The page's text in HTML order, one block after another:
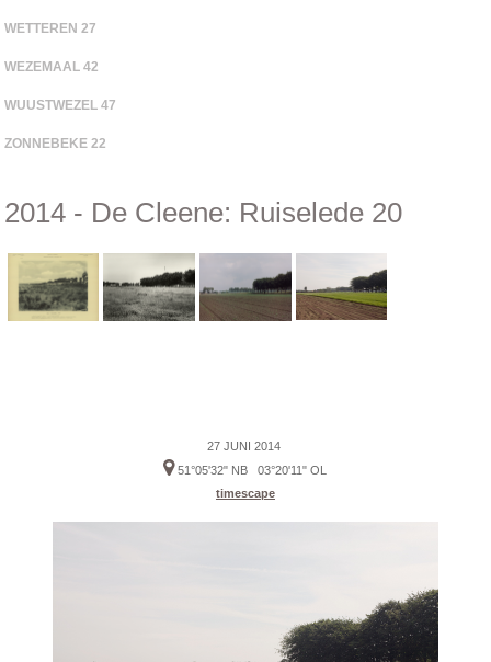
WETTEREN 27
WEZEMAAL 42
WUUSTWEZEL 47
ZONNEBEKE 22
2014 - De Cleene: Ruiselede 20
27 JUNI 2014
51°05'32" NB 03°20'11" OL
timescape